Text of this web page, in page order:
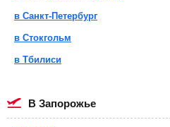
в Санкт-Петербург
в Стокгольм
в Тбилиси
в Запорожье